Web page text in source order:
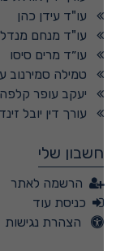
עו"ד עידן כהן
עו"ד מנחם מנדל-
עו״ד מרים סיסו
טמילה סמירנוב
יעקב עופר קלפה
עורך דין יובל זינדני
חשבון שלי
הרשמה לאתר
כניסת עוד
הצהרת נגישות